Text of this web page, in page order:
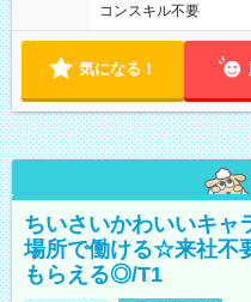
コンスキル不要
気になる！
ちいさいかわいいキャ
場所で働ける☆来社不
もらえる◎/T1